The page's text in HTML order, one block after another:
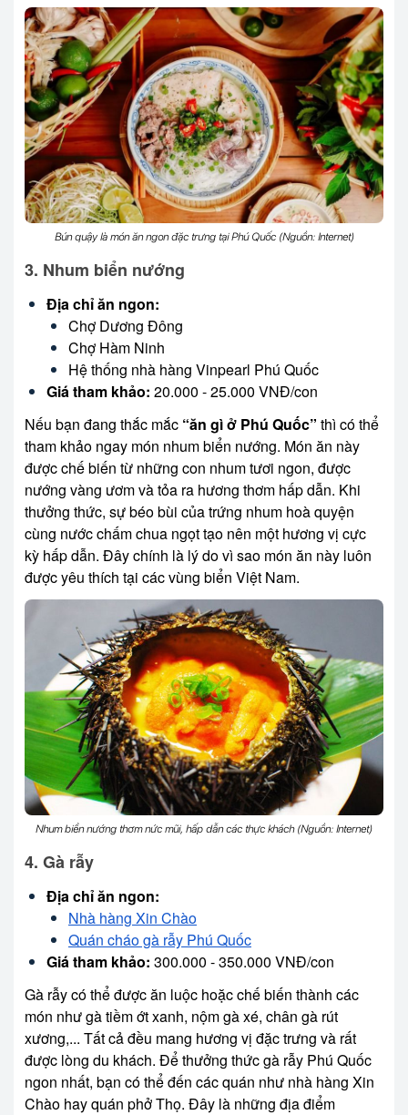
Bún quậy là món ăn ngon đặc trưng tại Phú Quốc (Nguồn: Internet)
3. Nhum biển nướng
Địa chỉ ăn ngon:
Chợ Dương Đông
Chợ Hàm Ninh
Hệ thống nhà hàng Vinpearl Phú Quốc
Giá tham khảo: 20.000 - 25.000 VNĐ/con
Nếu bạn đang thắc mắc “ăn gì ở Phú Quốc” thì có thể
tham khảo ngay món nhum biển nướng. Món ăn này
được chế biến từ những con nhum tươi ngon, được
nướng vàng ươm và tỏa ra hương thơm hấp dẫn. Khi
thưởng thức, sự béo bùi của trứng nhum hoà quyện
cùng nước chấm chua ngọt tạo nên một hương vị cực
kỳ hấp dẫn. Đây chính là lý do vì sao món ăn này luôn
được yêu thích tại các vùng biển Việt Nam.
Nhum biển nướng thơm nức mũi, hấp dẫn các thực khách (Nguồn: Internet)
4. Gà rẫy
Địa chỉ ăn ngon:
Nhà hàng Xin Chào
Quán cháo gà rẫy Phú Quốc
Giá tham khảo: 300.000 - 350.000 VNĐ/con
Gà rẫy có thể được ăn luộc hoặc chế biến thành các
món như gà tiềm ớt xanh, nộm gà xé, chân gà rút
xương,... Tất cả đều mang hương vị đặc trưng và rất
được lòng du khách. Để thưởng thức gà rẫy Phú Quốc
ngon nhất, bạn có thể đến các quán như nhà hàng Xin
Chào hay quán phở Thọ. Đây là những địa điểm